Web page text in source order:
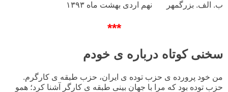
ب. الف. بزرگمهر نهم اردی بهشت ماه ۱۳۹۳
***
سخنی کوتاه درباره ی خودم
من خود پرورده ی حزب توده ی ایران، حزب طبقه ی کارگرم.
حزب توده بود که مرا با جهان بینی طبقه ی کارگر آشنا کرد؛ همو